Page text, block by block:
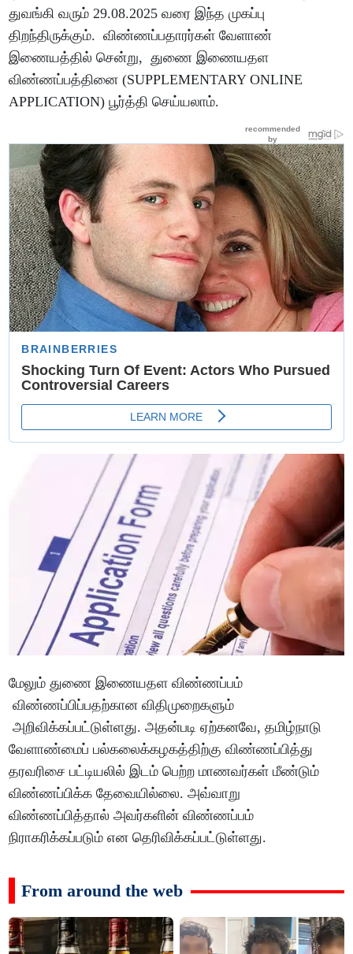
துவங்கி வரும் 29.08.2025 வரை இந்த முகப்பு
திறந்திருக்கும். விண்ணப்பதாரர்கள் வேளாண்
இணையத்தில் சென்று, துணை இணையதள
விண்ணப்பத்தினை (SUPPLEMENTARY ONLINE
APPLICATION) பூர்த்தி செய்யலாம்.
மேலும் துணை இணையதள விண்ணப்பம்
விண்ணப்பிப்பதற்கான விதிமுறைகளும்
அறிவிக்கப்பட்டுள்ளது. அதன்படி ஏற்கனவே, தமிழ்நாடு
வேளாண்மைப் பல்கலைக்கழகத்திற்கு விண்ணப்பித்து
தரவரிசை பட்டியலில் இடம் பெற்ற மாணவர்கள் மீண்டும்
விண்ணப்பிக்க தேவையில்லை. அவ்வாறு
விண்ணப்பித்தால் அவர்களின் விண்ணப்பம்
நிராகரிக்கப்படும் என தெரிவிக்கப்பட்டுள்ளது.
From around the web